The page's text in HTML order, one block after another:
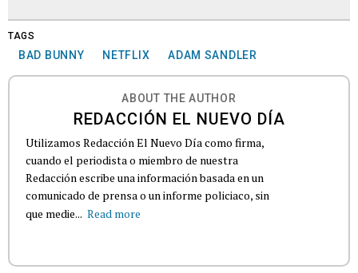
TAGS
BAD BUNNY NETFLIX ADAM SANDLER
ABOUT THE AUTHOR
REDACCIÓN EL NUEVO DÍA
Utilizamos Redacción El Nuevo Día como firma,
cuando el periodista o miembro de nuestra
Redacción escribe una información basada en un
comunicado de prensa o un informe policiaco, sin
que medie... Read more